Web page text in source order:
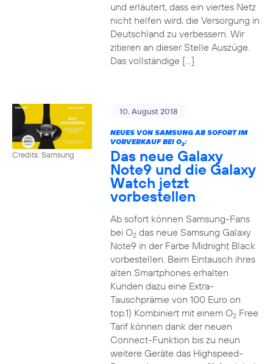
und erläutert, dass ein viertes Netz
nicht helfen wird, die Versorgung in
Deutschland zu verbessern. Wir
zitieren an dieser Stelle Auszüge.
Das vollständige […]
Credits: Samsung
10. August 2018
NEUES VON SAMSUNG AB SOFORT IM
VORVERKAUF BEI O2:
Das neue Galaxy
Note9 und die Galaxy
Watch jetzt
vorbestellen
Ab sofort können Samsung-Fans
bei O2das neue Samsung Galaxy
Note9 in der Farbe Midnight Black
vorbestellen. Beim Eintausch ihres
alten Smartphones erhalten
Kunden dazu eine Extra-
Tauschprämie von 100 Euro on
top.1) Kombiniert mit einem O2Free
Tarif können dank der neuen
Connect-Funktion bis zu neun
weitere Geräte das Highspeed-